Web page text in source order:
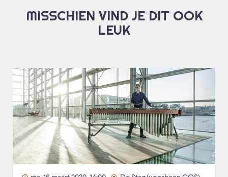
MISSCHIEN VIND JE DIT OOK
LEUK